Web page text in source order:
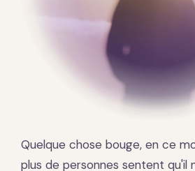
Quelque chose bouge, en ce
plus de personnes sentent qu'il